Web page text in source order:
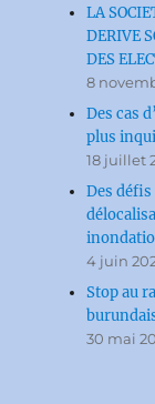
LA
DERIVE
DES
8
Des cas
plus
18 juillet
Des
4 juin
Stop au
30 mai